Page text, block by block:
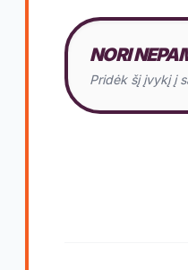
NORI
Pridėk šį įvykį į